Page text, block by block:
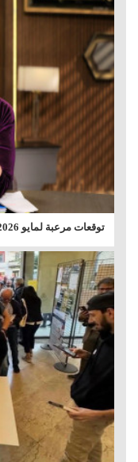
توقعات مرعبة لمايو 2026.. أزمات عالمية وفضائح واضطرابات مرتقبة